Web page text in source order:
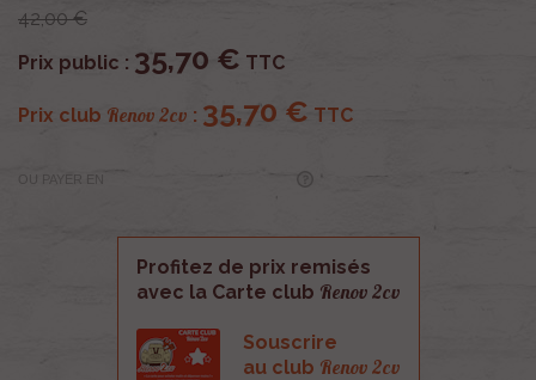
42,00 €
Prix public : 35,70 € TTC
Prix club Renov 2cv : 35,70 € TTC
Profitez de prix remisés
avec la Carte club Renov 2cv
Souscrire
au club Renov 2cv